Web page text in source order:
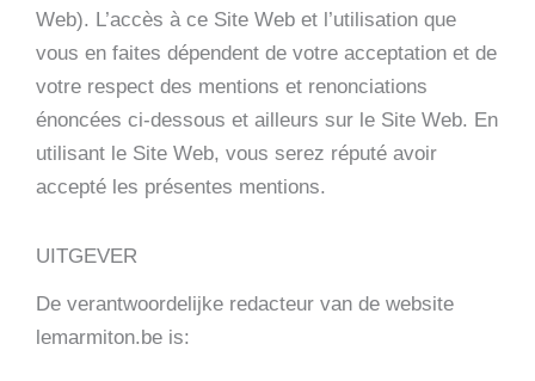
Web). L’accès à ce Site Web et l’utilisation que
vous en faites dépendent de votre acceptation et de
votre respect des mentions et renonciations
énoncées ci-dessous et ailleurs sur le Site Web. En
utilisant le Site Web, vous serez réputé avoir
accepté les présentes mentions.
UITGEVER
De verantwoordelijke redacteur van de website
lemarmiton.be is: